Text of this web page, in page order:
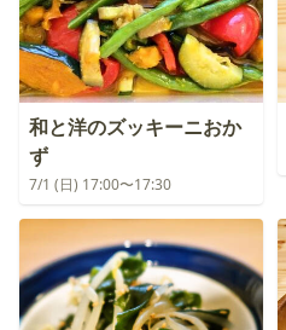
和と洋のズッキーニおか
ず
7/1 (日) 17:00〜17:30